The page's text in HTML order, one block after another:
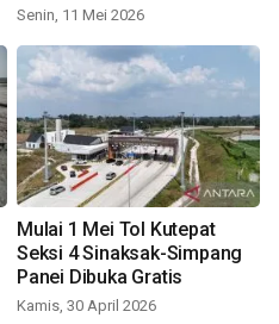
Senin, 11 Mei 2026
Mulai 1 Mei Tol Kutepat
Seksi 4 Sinaksak-Simpang
Panei Dibuka Gratis
Kamis, 30 April 2026